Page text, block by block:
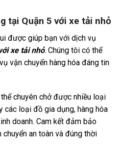
tại Quận 5 với xe tải nhỏ
được giúp bạn với dịch vụ
xe tải nhỏ. Chúng tôi có thể
vận chuyển hàng hóa đáng tin
chuyên chở được nhiều loại
các loại đồ gia dụng, hàng hóa
doanh. Cam kết đảm bảo
an toàn và đúng thời